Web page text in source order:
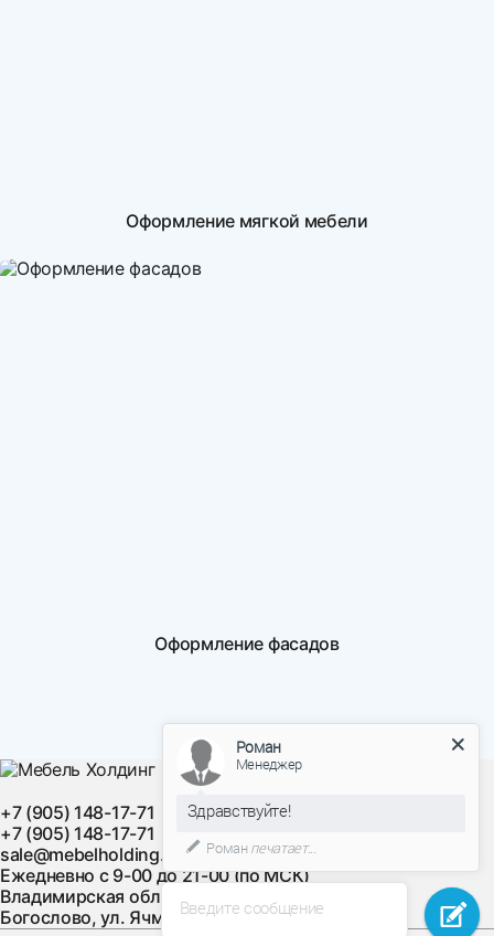
Оформление мягкой мебели
Оформление фасадов
+7 (905) 148-17-71
+7 (905) 148-17-71
sale@mebelholding.ru
Ежедневно с 9-00 до 21-00 (по МСК)
Владимирская область, Суздальский район, с.
Богослово, ул. Ячменная, д. 10
Введите сообщение
Роман
Менеджер
Здравствуйте!
Романпечатает...